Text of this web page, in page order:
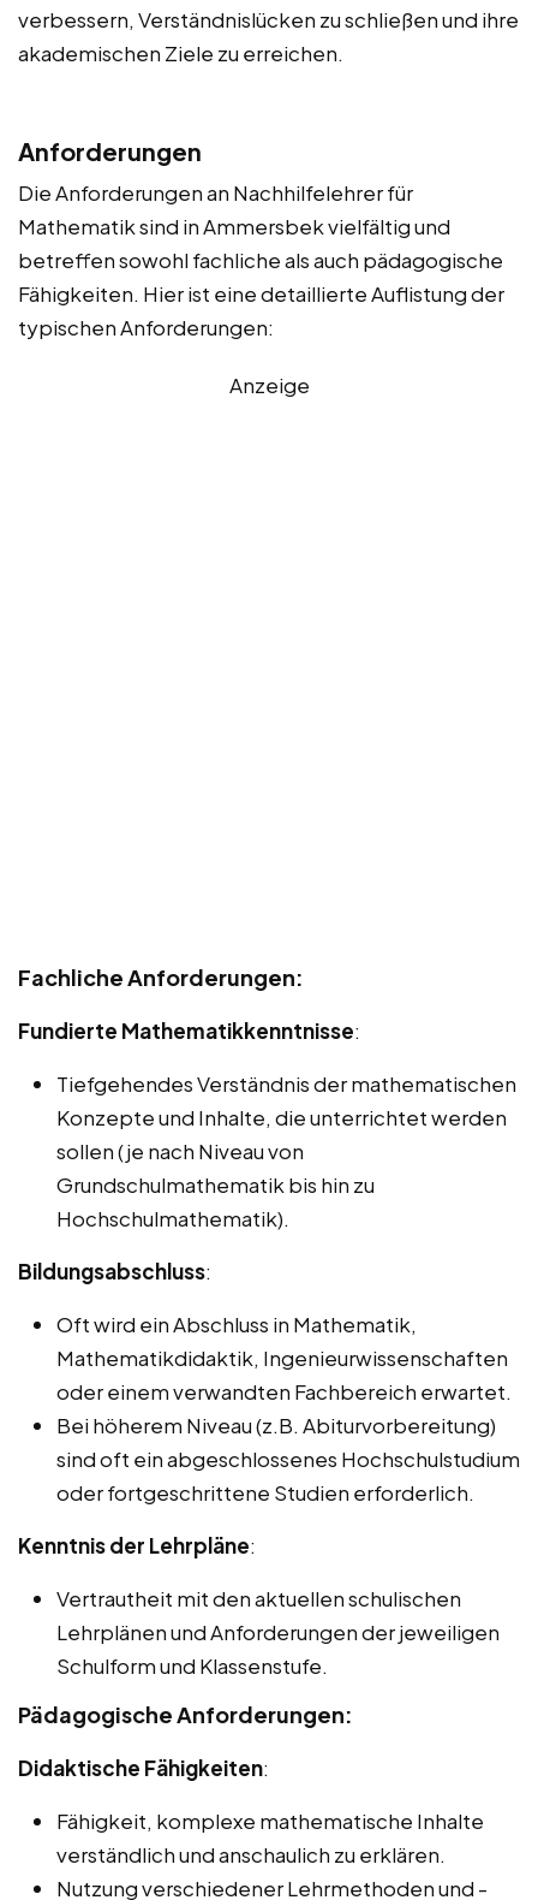
verbessern, Verständnislücken zu schließen und ihre
akademischen Ziele zu erreichen.
Anforderungen
Die Anforderungen an Nachhilfelehrer für
Mathematik sind in Ammersbek vielfältig und
betreffen sowohl fachliche als auch pädagogische
Fähigkeiten. Hier ist eine detaillierte Auflistung der
typischen Anforderungen:
Anzeige
Fachliche Anforderungen:
Fundierte Mathematikkenntnisse:
Tiefgehendes Verständnis der mathematischen
Konzepte und Inhalte, die unterrichtet werden
sollen (je nach Niveau von
Grundschulmathematik bis hin zu
Hochschulmathematik).
Bildungsabschluss:
Oft wird ein Abschluss in Mathematik,
Mathematikdidaktik, Ingenieurwissenschaften
oder einem verwandten Fachbereich erwartet.
Bei höherem Niveau (z.B. Abiturvorbereitung)
sind oft ein abgeschlossenes Hochschulstudium
oder fortgeschrittene Studien erforderlich.
Kenntnis der Lehrpläne:
Vertrautheit mit den aktuellen schulischen
Lehrplänen und Anforderungen der jeweiligen
Schulform und Klassenstufe.
Pädagogische Anforderungen:
Didaktische Fähigkeiten:
Fähigkeit, komplexe mathematische Inhalte
verständlich und anschaulich zu erklären.
Nutzung verschiedener Lehrmethoden und -